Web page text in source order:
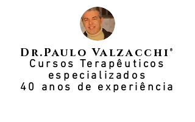
Dr.Paulo Valzacchi®
Cursos Terapêuticos
especializados
40 anos de experiência